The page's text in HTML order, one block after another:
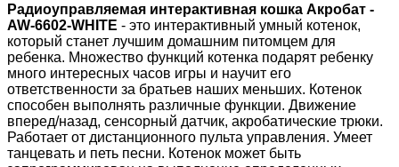
Радиоуправляемая интерактивная кошка Акробат -
AW-6602-WHITE - это интерактивный умный котенок,
который станет лучшим домашним питомцем для
ребенка. Множество функций котенка подарят ребенку
много интересных часов игры и научит его
ответственности за братьев наших меньших. Котенок
способен выполнять различные функции. Движение
вперед/назад, сенсорный датчик, акробатические трюки.
Работает от дистанционного пульта управления. Умеет
танцевать и петь песни. Котенок может быть